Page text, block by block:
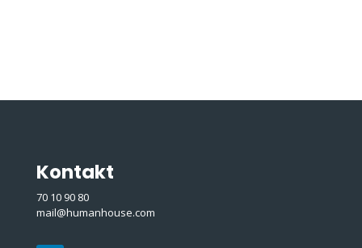
Kontakt
70 10 90 80
mail@humanhouse.com